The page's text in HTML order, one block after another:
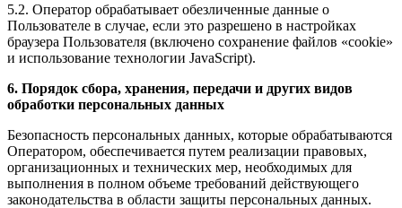
5.2. Оператор обрабатывает обезличенные данные о
Пользователе в случае, если это разрешено в настройках
браузера Пользователя (включено сохранение файлов «cookie»
и использование технологии JavaScript).
6. Порядок сбора, хранения, передачи и других видов
обработки персональных данных
Безопасность персональных данных, которые обрабатываются
Оператором, обеспечивается путем реализации правовых,
организационных и технических мер, необходимых для
выполнения в полном объеме требований действующего
законодательства в области защиты персональных данных.